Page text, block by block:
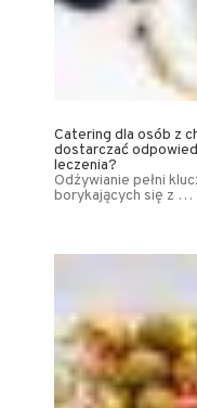
Catering dla osób z
dostarczać
leczenia?
Odżywianie pełni
borykających się z …